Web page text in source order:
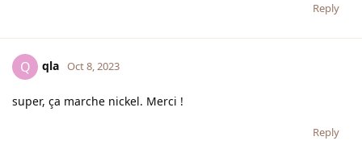
Reply
Q qla Oct 8, 2023
super, ça marche nickel. Merci !
Reply